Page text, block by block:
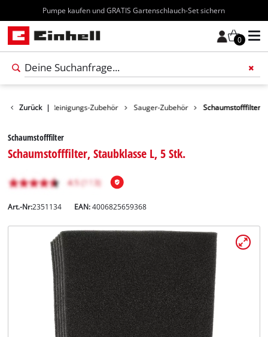
Kostenloser Versand ab 70€
0
Deutsch
English
Zurück |
Zubehör Reinigungs-Zubehör Sauger-Zubehör Schaumstofffilter
Schaumstofffilter
Schaumstofffilter, Staubklasse L, 5 Stk.
Art.-Nr:2351134 EAN:4006825659368